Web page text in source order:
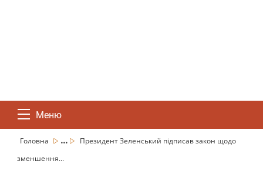
Меню
Головна ...
Президент Зеленський підписав закон щодо
зменшення...